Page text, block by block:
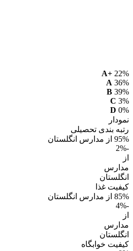
A+ 22%
A 36%
B 39%
C 3%
D 0%
نمودار
رتبه بندی تحصیلی
95% از مدارس انگلستان
-2%
از
مدارس
انگلستان
کیفیت غذا
85% از مدارس انگلستان
-4%
از
مدارس
انگلستان
کیفیت خوابگاه